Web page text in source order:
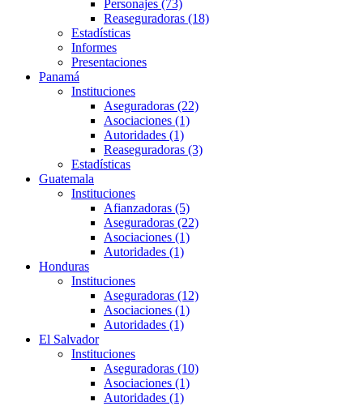
Personajes (73)
Reaseguradoras (18)
Estadísticas
Informes
Presentaciones
Panamá
Instituciones
Aseguradoras (22)
Asociaciones (1)
Autoridades (1)
Reaseguradoras (3)
Estadísticas
Guatemala
Instituciones
Afianzadoras (5)
Aseguradoras (22)
Asociaciones (1)
Autoridades (1)
Honduras
Instituciones
Aseguradoras (12)
Asociaciones (1)
Autoridades (1)
El Salvador
Instituciones
Aseguradoras (10)
Asociaciones (1)
Autoridades (1)